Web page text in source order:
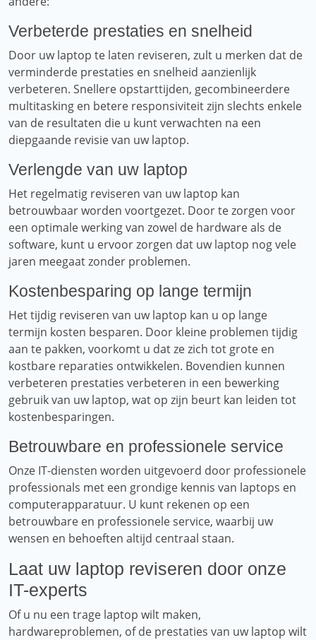
Verbeterde prestaties en snelheid
Door uw laptop te laten reviseren, zult u merken dat de
verminderde prestaties en snelheid aanzienlijk
verbeteren. Snellere opstarttijden, gecombineerdere
multitasking en betere responsiviteit zijn slechts enkele
van de resultaten die u kunt verwachten na een
diepgaande revisie van uw laptop.
Verlengde van uw laptop
Het regelmatig reviseren van uw laptop kan
betrouwbaar worden voortgezet. Door te zorgen voor
een optimale werking van zowel de hardware als de
software, kunt u ervoor zorgen dat uw laptop nog vele
jaren meegaat zonder problemen.
Kostenbesparing op lange termijn
Het tijdig reviseren van uw laptop kan u op lange
termijn kosten besparen. Door kleine problemen tijdig
aan te pakken, voorkomt u dat ze zich tot grote en
kostbare reparaties ontwikkelen. Bovendien kunnen
verbeteren prestaties verbeteren in een bewerking
gebruik van uw laptop, wat op zijn beurt kan leiden tot
kostenbesparingen.
Betrouwbare en professionele service
Onze IT-diensten worden uitgevoerd door professionele
professionals met een grondige kennis van laptops en
computerapparatuur. U kunt rekenen op een
betrouwbare en professionele service, waarbij uw
wensen en behoeften altijd centraal staan.
Laat uw laptop reviseren door onze
IT-experts
Of u nu een trage laptop wilt maken,
hardwareproblemen, of de prestaties van uw laptop wilt